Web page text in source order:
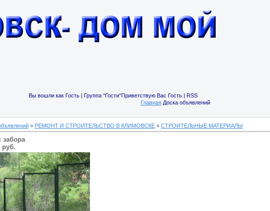
Вы вошли как Гость | Группа "Гости"Приветствую Вас Гость | RSS
ГлавнаяДоска объявлений
» РЕМОНТ И СТРОИТЕЛЬСТВО В КЛИМОВСКЕ » СТРОИТЕЛЬНЫЕ МАТЕРИАЛЫ
забора